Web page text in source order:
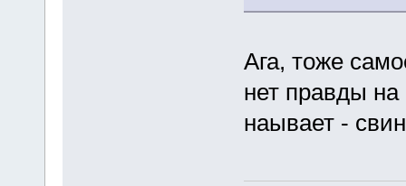
Ага, тоже
нет правды
наывает -